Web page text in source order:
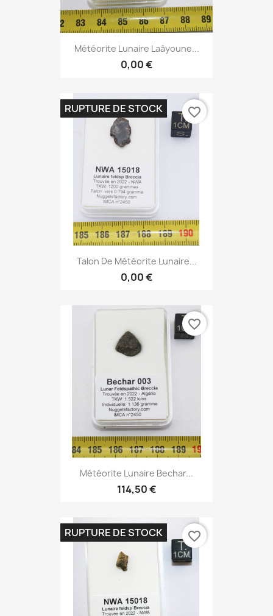
Météorite Lunaire Laâyoune...
0,00 €
Talon De Météorite Lunaire...
0,00 €
RUPTURE DE STOCK favorite_border
Météorite Lunaire Bechar...
114,50 €
favorite_border
RUPTURE DE STOCK favorite_border